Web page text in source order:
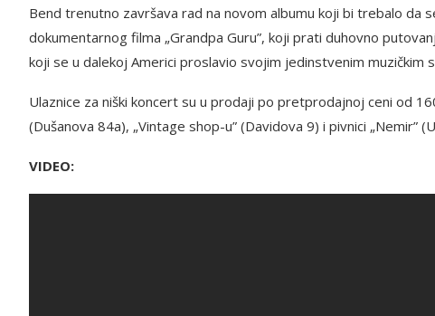
Bend trenutno završava rad na novom albumu koji bi trebalo da
dokumentarnog filma „Grandpa Guru”, koji prati duhovno
koji se u dalekoj Americi proslavio svojim jedinstvenim muzičkim
Ulaznice za niški koncert su u prodaji po pretprodajnoj ceni od
(Dušanova 84a), „Vintage shop-u” (Davidova 9) i pivnici „Nemir”
VIDEO: